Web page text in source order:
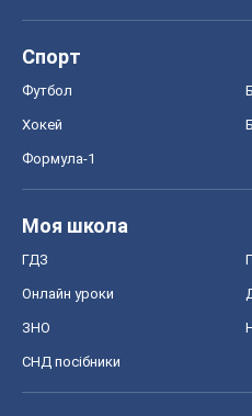
Спорт
Футбол
Хокей
Формула-1
Моя школа
ГДЗ
Онлайн уроки
ЗНО
СНД посібники